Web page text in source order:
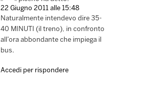
22 Giugno 2011 alle 15:48
Naturalmente intendevo dire 35-
40 MINUTI (il treno), in confronto
all’ora abbondante che impiega il
bus.
Accedi per rispondere